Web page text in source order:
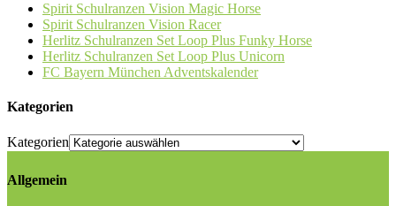
Spirit Schulranzen Vision Magic Horse
Spirit Schulranzen Vision Racer
Herlitz Schulranzen Set Loop Plus Funky Horse
Herlitz Schulranzen Set Loop Plus Unicorn
FC Bayern München Adventskalender
Kategorien
Kategorien
Allgemein